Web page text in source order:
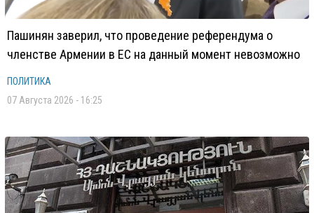
Пашинян заверил, что проведение референдума о
членстве Армении в ЕС на данный момент невозможно
ПОЛИТИКА
07 Августа 2026 - 16:25